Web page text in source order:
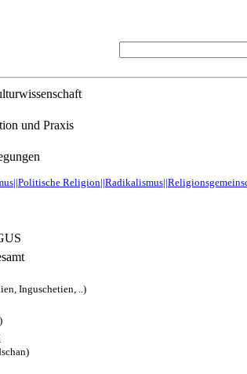
und Praxis
Inguschetien, ..)